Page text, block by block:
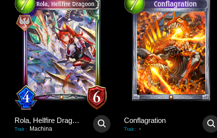
Rola, Hellfire Dragoon
Trait : Machina
Conflagration
Trait : -